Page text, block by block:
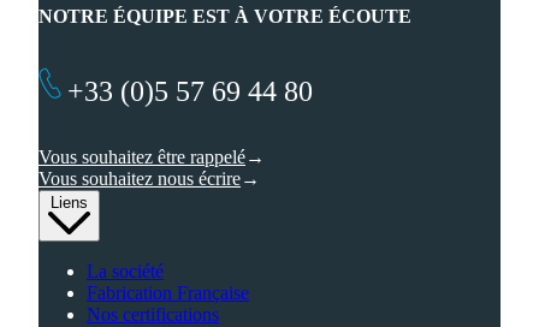
Liens
La société
Fabrication Française
Nos certifications
NOTRE ÉQUIPE EST À VOTRE ÉCOUTE
+33 (0)5 57 69 44 80
Vous souhaitez être rappelé
Vous souhaitez nous écrire